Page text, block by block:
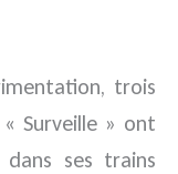
trois
Surveille » ont
ses trains